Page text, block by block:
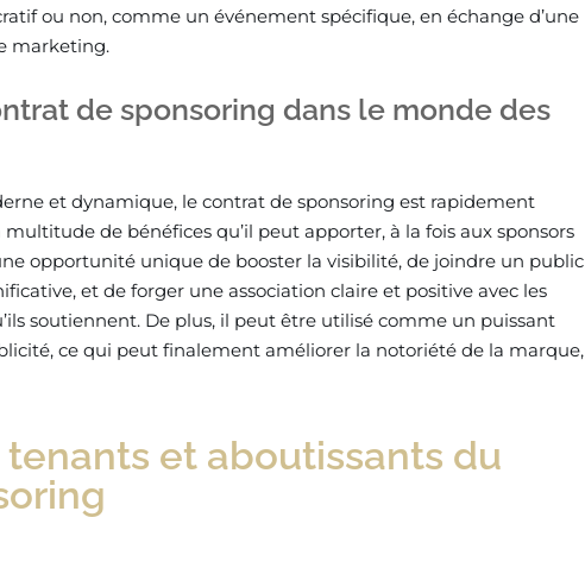
ou non, comme un événement spécifique, en échange d’une
marketing.
de sponsoring dans le monde des
et dynamique, le contrat de sponsoring est rapidement
de bénéfices qu’il peut apporter, à la fois aux sponsors
opportunité unique de booster la visibilité, de joindre un public
et de forger une association claire et positive avec les
soutiennent. De plus, il peut être utilisé comme un puissant
ce qui peut finalement améliorer la notoriété de la marque,
et aboutissants du